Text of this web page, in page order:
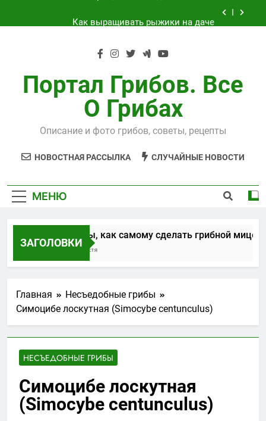
мицелий
Технология выращивания подосиновиков
Как выращивать рыжики на даче
Портал Грибов. Все
О Грибах
Описание и фото грибов, советы, рецепты
НОВОСТНАЯ РАССЫЛКА СЛУЧАЙНЫЕ НОВОСТИ
МЕНЮ
ЗАГОЛОВКИ
Способы, как самому сделать грибной мицелий
5 Лет Спустя
Главная
Несъедобные грибы
Симоцибе лоскутная (Simocybe centunculus)
НЕСЪЕДОБНЫЕ ГРИБЫ
Симоцибе лоскутная
(Simocybe centunculus)